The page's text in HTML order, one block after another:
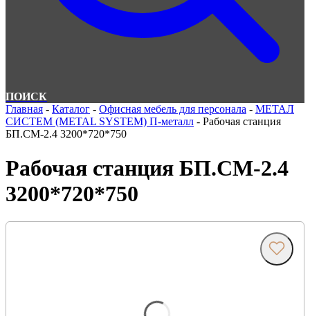
ПОИСК
Главная - Каталог - Офисная мебель для персонала - МЕТАЛ
СИСТЕМ (METAL SYSTEM) П-металл - Рабочая станция
БП.СМ-2.4 3200*720*750
Рабочая станция БП.СМ-2.4
3200*720*750